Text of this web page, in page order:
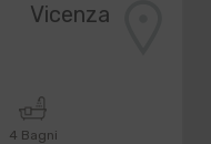
Vicenza
4 Bagni